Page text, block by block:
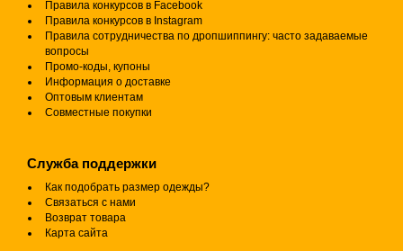
Правила конкурсов в Facebook
Правила конкурсов в Instagram
Правила сотрудничества по дропшиппингу: часто задаваемые
вопросы
Промо-коды, купоны
Информация о доставке
Оптовым клиентам
Совместные покупки
Служба поддержки
Как подобрать размер одежды?
Связаться с нами
Возврат товара
Карта сайта